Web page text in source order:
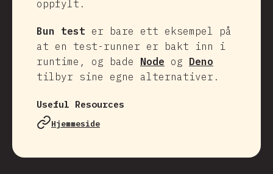
oppfylt.
Bun test er bare ett eksempel på
at en test-runner er bakt inn i
runtime, og bade Node og Deno
tilbyr sine egne alternativer.
Useful Resources
Hjemmeside